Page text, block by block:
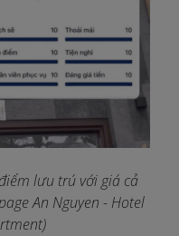
lưu trú với giá cả
An Nguyen - Hotel